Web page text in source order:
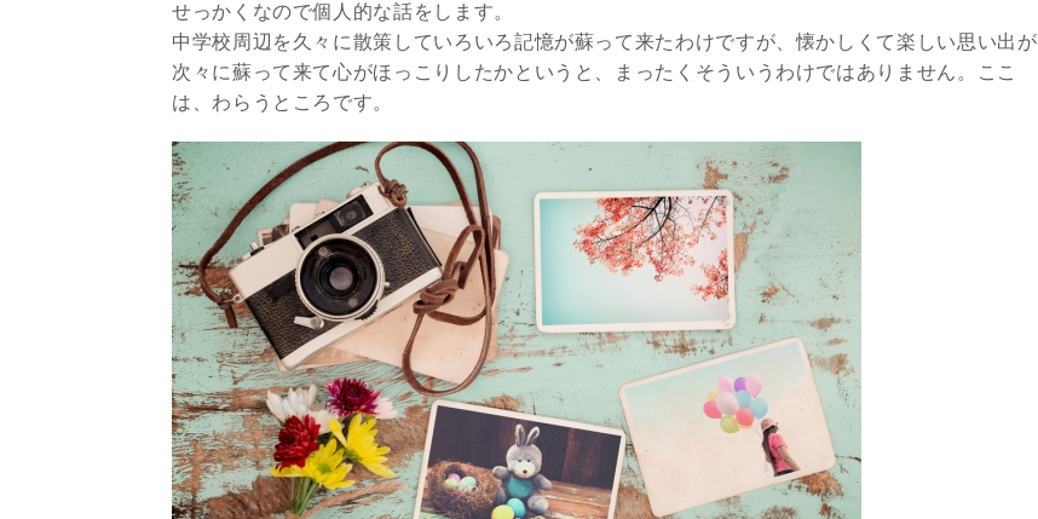
せっかくなので個人的な話をします。
中学校周辺を久々に散策していろいろ記憶が蘇って来たわけですが、懐かしくて楽しい思い出が
次々に蘇って来て心がほっこりしたかというと、まったくそういうわけではありません。ここ
は、わらうところです。
2026年9月開催! トレイシ
ーアッシュオン...
Shop